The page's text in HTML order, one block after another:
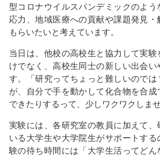
型コロナウイルスパンデミックのよ
応力、地域医療への貢献や課題発見
もらいたいと考えています。
当日は、他校の高校生と協力して実
けでなく、高校生同士の新しい出会
す。「研究ってちょっと難しいので
が、自分で手を動かして化合物を合
できたりするって、少しワクワクしま
実験には、各研究室の教員に加えて
いる大学生や大学院生がサポートす
験の待ち時間には「大学生活ってど